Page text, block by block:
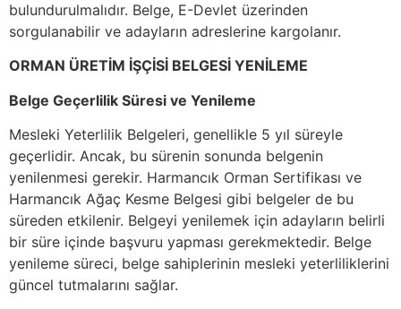
bulundurulmalıdır. Belge, E-Devlet üzerinden
sorgulanabilir ve adayların adreslerine kargolanır.
ORMAN ÜRETİM İŞÇİSİ BELGESİ YENİLEME
Belge Geçerlilik Süresi ve Yenileme
Mesleki Yeterlilik Belgeleri, genellikle 5 yıl süreyle
geçerlidir. Ancak, bu sürenin sonunda belgenin
yenilenmesi gerekir. Harmancık Orman Sertifikası ve
Harmancık Ağaç Kesme Belgesi gibi belgeler de bu
süreden etkilenir. Belgeyi yenilemek için adayların belirli
bir süre içinde başvuru yapması gerekmektedir. Belge
yenileme süreci, belge sahiplerinin mesleki yeterliliklerini
güncel tutmalarını sağlar.